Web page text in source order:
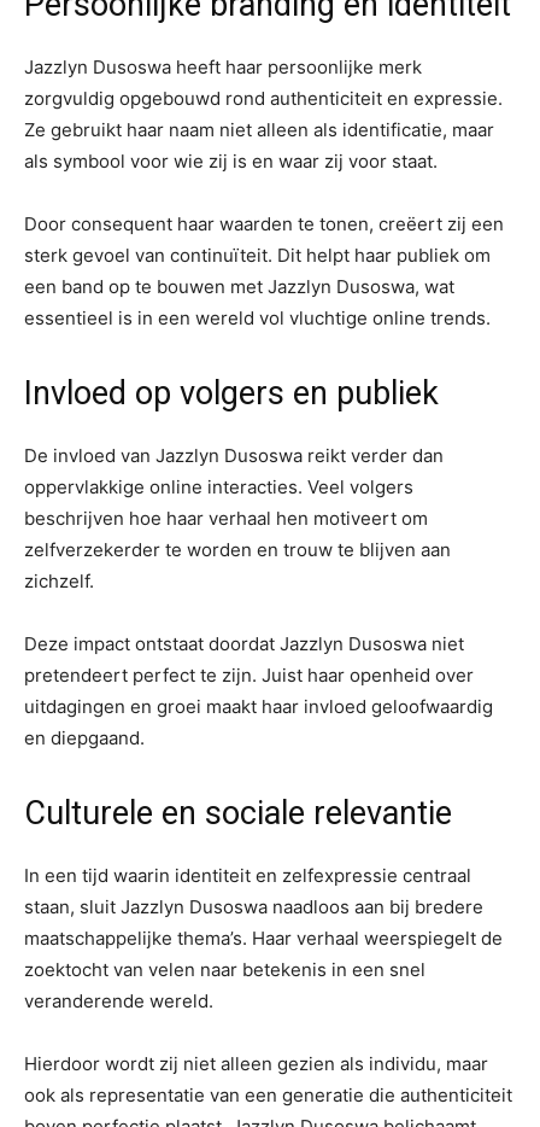
Jazzlyn Dusoswa heeft haar persoonlijke merk
zorgvuldig opgebouwd rond authenticiteit en expressie.
Ze gebruikt haar naam niet alleen als identificatie, maar
als symbool voor wie zij is en waar zij voor staat.
Door consequent haar waarden te tonen, creëert zij een
sterk gevoel van continuïteit. Dit helpt haar publiek om
een band op te bouwen met Jazzlyn Dusoswa, wat
essentieel is in een wereld vol vluchtige online trends.
Invloed op volgers en publiek
De invloed van Jazzlyn Dusoswa reikt verder dan
oppervlakkige online interacties. Veel volgers
beschrijven hoe haar verhaal hen motiveert om
zelfverzekerder te worden en trouw te blijven aan
zichzelf.
Deze impact ontstaat doordat Jazzlyn Dusoswa niet
pretendeert perfect te zijn. Juist haar openheid over
uitdagingen en groei maakt haar invloed geloofwaardig
en diepgaand.
Culturele en sociale relevantie
In een tijd waarin identiteit en zelfexpressie centraal
staan, sluit Jazzlyn Dusoswa naadloos aan bij bredere
maatschappelijke thema’s. Haar verhaal weerspiegelt de
zoektocht van velen naar betekenis in een snel
veranderende wereld.
Hierdoor wordt zij niet alleen gezien als individu, maar
ook als representatie van een generatie die authenticiteit